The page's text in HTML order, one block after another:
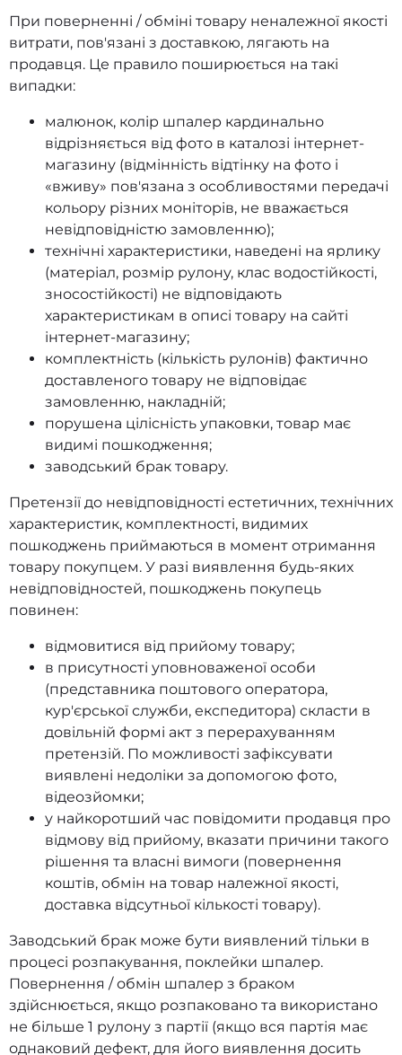
При поверненні / обміні товару неналежної якості
витрати, пов'язані з доставкою, лягають на
продавця. Це правило поширюється на такі
випадки:
малюнок, колір шпалер кардинально
відрізняється від фото в каталозі інтернет-
магазину (відмінність відтінку на фото і
«вживу» пов'язана з особливостями передачі
кольору різних моніторів, не вважається
невідповідністю замовленню);
технічні характеристики, наведені на ярлику
(матеріал, розмір рулону, клас водостійкості,
зносостійкості) не відповідають
характеристикам в описі товару на сайті
інтернет-магазину;
комплектність (кількість рулонів) фактично
доставленого товару не відповідає
замовленню, накладній;
порушена цілісність упаковки, товар має
видимі пошкодження;
заводський брак товару.
Претензії до невідповідності естетичних, технічних
характеристик, комплектності, видимих
пошкоджень приймаються в момент отримання
товару покупцем. У разі виявлення будь-яких
невідповідностей, пошкоджень покупець
повинен:
відмовитися від прийому товару;
в присутності уповноваженої особи
(представника поштового оператора,
кур'єрської служби, експедитора) скласти в
довільній формі акт з перерахуванням
претензій. По можливості зафіксувати
виявлені недоліки за допомогою фото,
відеозйомки;
у найкоротший час повідомити продавця про
відмову від прийому, вказати причини такого
рішення та власні вимоги (повернення
коштів, обмін на товар належної якості,
доставка відсутньої кількості товару).
Заводський брак може бути виявлений тільки в
процесі розпакування, поклейки шпалер.
Повернення / обмін шпалер з браком
здійснюється, якщо розпаковано та використано
не більше 1 рулону з партії (якщо вся партія має
однаковий дефект, для його виявлення досить